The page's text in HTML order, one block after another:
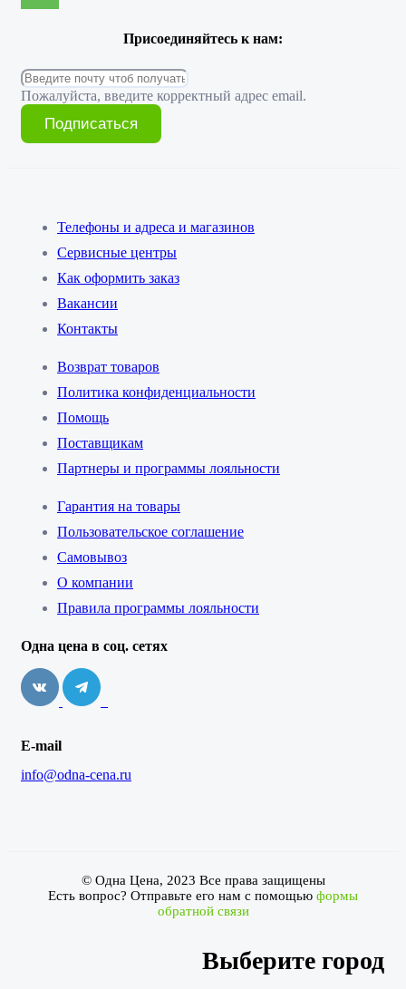
Присоединяйтесь к нам:
Пожалуйста, введите корректный адрес email.
Подписаться
Телефоны и адреса и магазинов
Сервисные центры
Как оформить заказ
Вакансии
Контакты
Возврат товаров
Политика конфиденциальности
Помощь
Поставщикам
Партнеры и программы лояльности
Гарантия на товары
Пользовательское соглашение
Самовывоз
О компании
Правила программы лояльности
Одна цена в соц. сетях
E-mail
info@odna-cena.ru
© Одна Цена, 2023 Все права защищены
Есть вопрос? Отправьте его нам с помощью формы
обратной связи
Выберите город